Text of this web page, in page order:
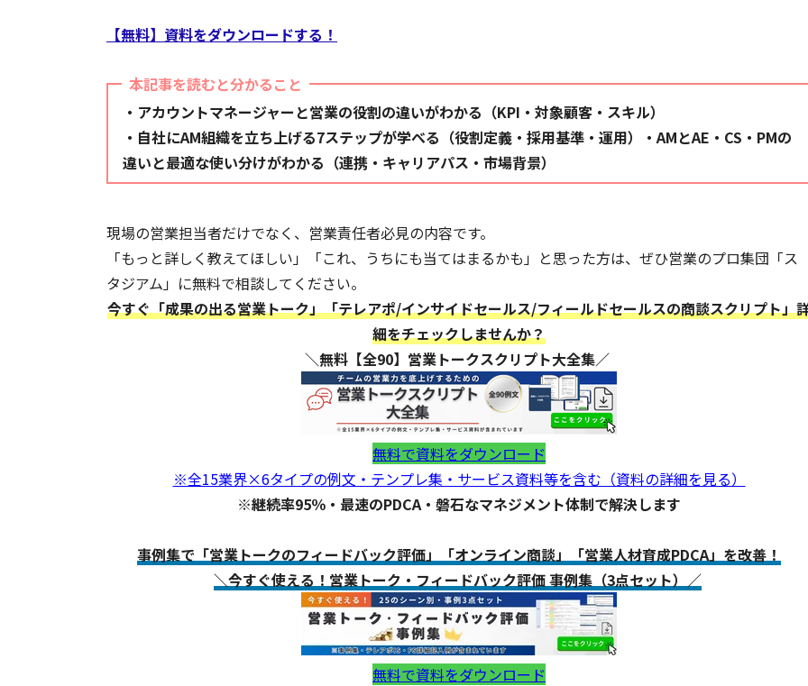
【無料】資料をダウンロードする！
本記事を読むと分かること
・アカウントマネージャーと営業の役割の違いがわかる（KPI・対象顧客・スキル）
・自社にAM組織を立ち上げる7ステップが学べる（役割定義・採用基準・運用）
・AMとAE・CS・PMの
違いと最適な使い分けがわかる（連携・キャリアパス・市場背景）
現場の営業担当者だけでなく、営業責任者必見の内容です。
「もっと詳しく教えてほしい」「これ、うちにも当てはまるかも」と思った方は、ぜひ営業のプロ集団「ス
タジアム」に無料で相談してください。
今すぐ「成果の出る営業トーク」「テレアポ/インサイドセールス/フィールドセールスの商談スクリプト」
細をチェックしませんか？
＼無料【全90】営業トークスクリプト大全集／
無料で資料をダウンロード
※全15業界×6タイプの例文・テンプレ集・サービス資料等を含む（資料の詳細を見る）
※継続率95％・最速のPDCA・磐石なマネジメント体制で解決します
事例集で「営業トークのフィードバック評価」「オンライン商談」「営業人材育成PDCA」を改善！
＼今すぐ使える！営業トーク・フィードバック評価 事例集（3点セット）／
無料で資料をダウンロード